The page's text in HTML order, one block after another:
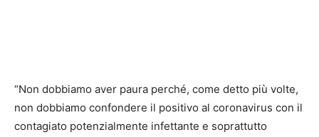
“Non dobbiamo aver paura perché, come detto più volte,
non dobbiamo confondere il positivo al coronavirus con il
contagiato potenzialmente infettante e soprattutto